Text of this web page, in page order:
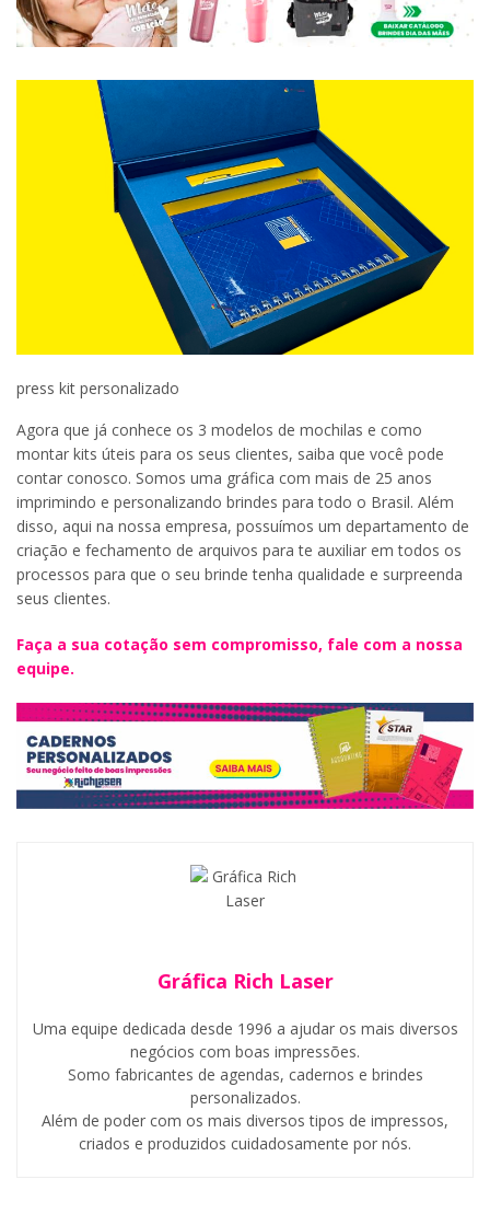
press kit personalizado
Agora que já conhece os 3 modelos de mochilas e como
montar kits úteis para os seus clientes, saiba que você pode
contar conosco. Somos uma gráfica com mais de 25 anos
imprimindo e personalizando brindes para todo o Brasil. Além
disso, aqui na nossa empresa, possuímos um departamento de
criação e fechamento de arquivos para te auxiliar em todos os
processos para que o seu brinde tenha qualidade e surpreenda
seus clientes.
Faça a sua cotação sem compromisso, fale com a nossa
equipe.
Gráfica Rich Laser
Uma equipe dedicada desde 1996 a ajudar os mais diversos
negócios com boas impressões.
Somo fabricantes de agendas, cadernos e brindes
personalizados.
Além de poder com os mais diversos tipos de impressos,
criados e produzidos cuidadosamente por nós.